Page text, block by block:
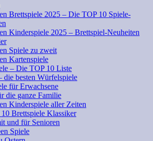
Brettspiele 2025 – Die TOP 10 Spiele-
Kinderspiele 2025 – Brettspiel-Neuheiten
Spiele zu zweit
Kartenspiele
– Die TOP 10 Liste
die besten Würfelspiele
für Erwachsene
die ganze Familie
Kinderspiele aller Zeiten
Brettspiele Klassiker
und für Senioren
Spiele